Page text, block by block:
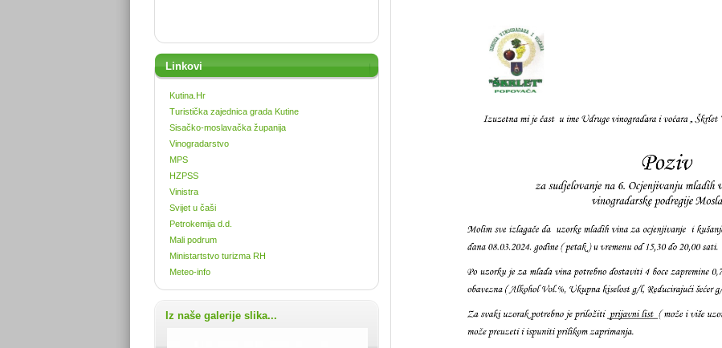
Linkovi
Kutina.Hr
Turistička zajednica grada Kutine
Sisačko-moslavačka županija
Vinogradarstvo
MPS
HZPSS
Vinistra
Svijet u čaši
Petrokemija d.d.
Mali podrum
Ministartstvo turizma RH
Meteo-info
Iz naše galerije slika...